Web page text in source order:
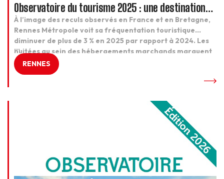
Observatoire du tourisme 2025 : une destination
qui résiste
À l’image des reculs observés en France et en Bretagne,
Rennes Métropole voit sa fréquentation touristique
diminuer de plus de 3 % en 2025 par rapport à 2024. Les
nuitées au sein des hébergements marchands marquent
le pas, y compris pour les meublés loués à partir des
plateformes internet et les hôtels tandis que les […]
...
RENNES